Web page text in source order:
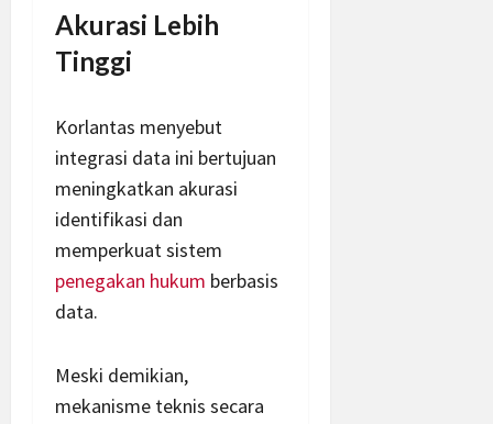
Akurasi Lebih
Tinggi
Korlantas menyebut
integrasi data ini bertujuan
meningkatkan akurasi
identifikasi dan
memperkuat sistem
penegakan hukum berbasis
data.
Meski demikian,
mekanisme teknis secara